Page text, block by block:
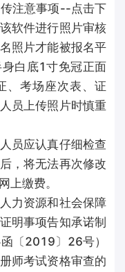
注意事项--点击下
软件进行照片审核
照片才能被报名平
白底1寸免冠正面
、考场座次表、证
员上传照片时慎重
员应认真仔细检查
，将无法再次修改
上缴费。
力资源和社会保障
明事项告知承诺制
〔2019〕26号）
师考试资格审查的